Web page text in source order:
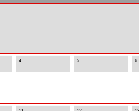
4 5 6